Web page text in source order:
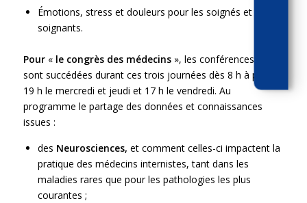
Émotions, stress et douleurs pour les soignés et les
soignants.
Pour « le congrès des médecins», les conférences se
sont succédées durant ces trois journées dès 8 h à plus de
19 h le mercredi et jeudi et 17 h le vendredi. Au
programme le partage des données et connaissances
issues :
des Neurosciences, et comment celles-ci impactent la
pratique des médecins internistes, tant dans les
maladies rares que pour les pathologies les plus
courantes ;